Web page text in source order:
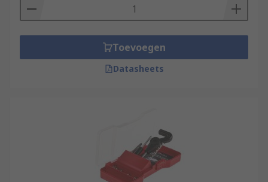
Toevoegen
Datasheets